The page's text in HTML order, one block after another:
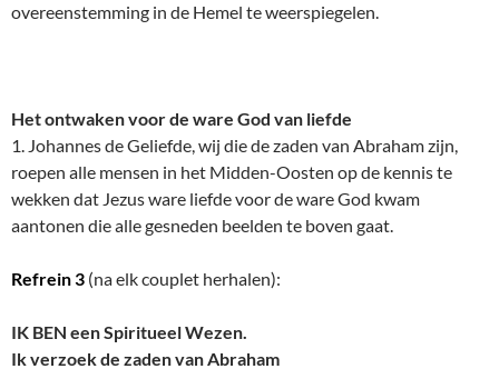
overeenstemming in de Hemel te weerspiegelen.
Het ontwaken voor de ware God van liefde
1. Johannes de Geliefde, wij die de zaden van Abraham zijn,
roepen alle mensen in het Midden-Oosten op de kennis te
wekken dat Jezus ware liefde voor de ware God kwam
aantonen die alle gesneden beelden te boven gaat.
Refrein 3 (na elk couplet herhalen):
IK BEN een Spiritueel Wezen.
Ik verzoek de zaden van Abraham